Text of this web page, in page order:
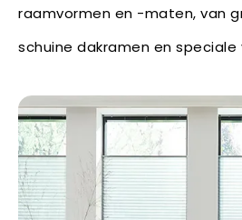
raamvormen en -maten, van
schuine dakramen en speciale